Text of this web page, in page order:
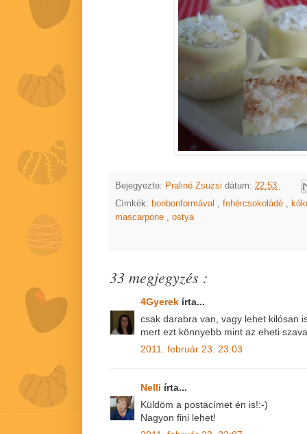
Bejegyezte: Praliné Zsuzsi dátum: 22:53
Címkék: bonbonformával , fehércsokoládé ,
mascarpone , ostya
33 megjegyzés :
4Gyerek írta...
csak darabra van, vagy lehet kilósan
mert ezt könnyebb mint az eheti
2011. február 23. 23:03
Nelli írta...
Küldöm a postacímet én is!:-)
Nagyon fini lehet!